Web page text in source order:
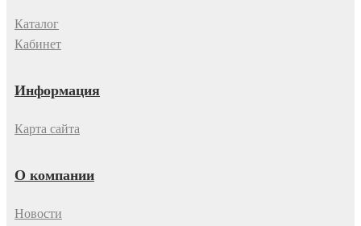
Каталог
Кабинет
Информация
Карта сайта
О компании
Новости